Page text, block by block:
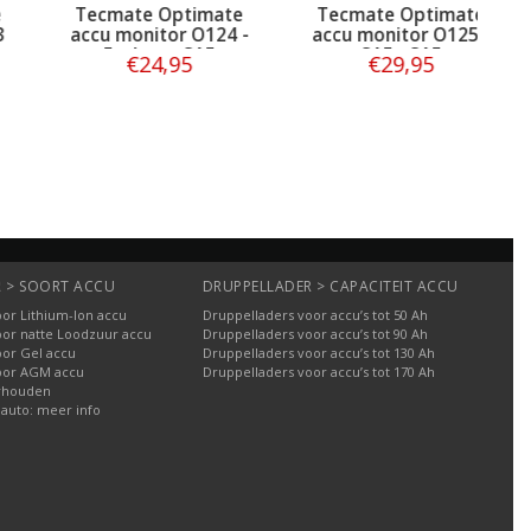
Tecmate Optimate
accu monitor O124 -
Eyelets - SAE
€24,95
Tecmate Optimate
accu monitor O125 -
SAE - SAE
€29,95
> SOORT ACCU
Lithium-Ion accu
natte Loodzuur accu
Gel accu
AGM accu
meer info
DRUPPELLADER > CAPACITEIT ACCU
Druppelladers voor accu’s tot 50 Ah
Druppelladers voor accu’s tot 90 Ah
Druppelladers voor accu’s tot 130 Ah
Druppelladers voor accu’s tot 170 Ah